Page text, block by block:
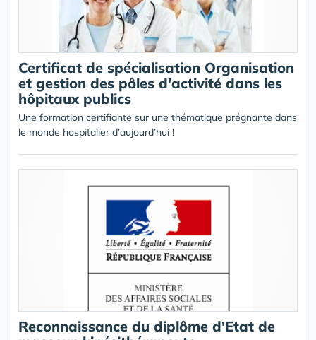
Certificat de spécialisation Organisation
et gestion des pôles d'activité dans les
hôpitaux publics
Une formation certifiante sur une thématique prégnante dans
le monde hospitalier d’aujourd’hui !
Reconnaissance du diplôme d'Etat de